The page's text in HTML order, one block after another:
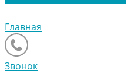
Главная
Звонок